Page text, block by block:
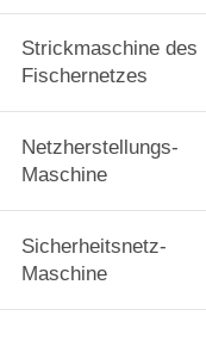
Strickmaschine des
Fischernetzes
Netzherstellungs-
Maschine
Sicherheitsnetz-
Maschine